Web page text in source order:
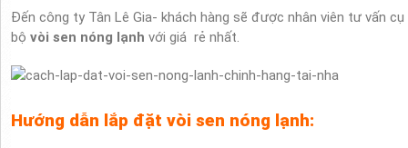
Đến công ty Tân Lê Gia- khách hàng sẽ được nhân viên tư vấn
bộ vòi sen nóng lạnh với giá rẻ nhất.
Hướng dẫn lắp đặt vòi sen nóng lạnh: